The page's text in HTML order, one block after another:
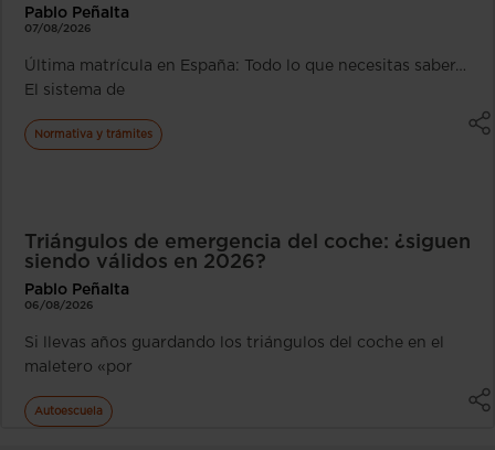
Pablo Peñalta
07/08/2026
Última matrícula en España: Todo lo que necesitas saber…
El sistema de
Normativa y trámites
Triángulos de emergencia del coche: ¿siguen
siendo válidos en 2026?
Pablo Peñalta
06/08/2026
Si llevas años guardando los triángulos del coche en el
maletero «por
Autoescuela